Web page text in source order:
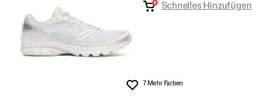
Wunschliste
Schnelles Hinzufügen
7 Mehr Farben